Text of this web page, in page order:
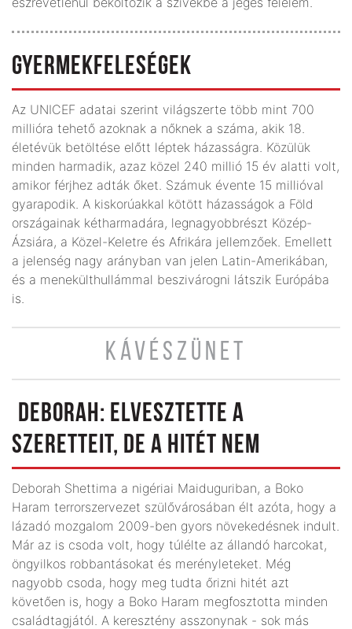
GYERMEKFELESÉGEK
Az UNICEF adatai szerint világszerte több mint 700
millióra tehető azoknak a nőknek a száma, akik 18.
életévük betöltése előtt léptek házasságra. Közülük
minden harmadik, azaz közel 240 millió 15 év alatti volt,
amikor férjhez adták őket. Számuk évente 15 millióval
gyarapodik. A kiskorúakkal kötött házasságok a Föld
országainak kétharmadára, legnagyobbrészt Közép-
Ázsiára, a Közel-Keletre és Afrikára jellemzőek. Emellett
a jelenség nagy arányban van jelen Latin-Amerikában,
és a menekülthullámmal beszivárogni látszik Európába
is.
KÁVÉSZÜNET
DEBORAH: ELVESZTETTE A
SZERETTEIT, DE A HITÉT NEM
Deborah Shettima a nigériai Maiduguriban, a Boko
Haram terrorszervezet szülővárosában élt azóta, hogy a
lázadó mozgalom 2009-ben gyors növekedésnek indult.
Már az is csoda volt, hogy túlélte az állandó harcokat,
öngyilkos robbantásokat és merényleteket. Még
nagyobb csoda, hogy meg tudta őrizni hitét azt
követően is, hogy a Boko Haram megfosztotta minden
családtagjától. A keresztény asszonynak - sok más